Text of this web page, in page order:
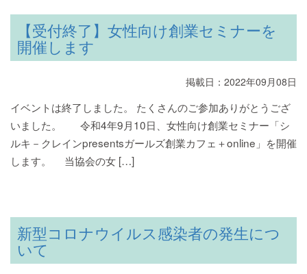
【受付終了】女性向け創業セミナーを
開催します
掲載日：2022年09月08日
イベントは終了しました。 たくさんのご参加ありがとうござ
いました。 令和4年9月10日、女性向け創業セミナー「シ
ルキ－クレインpresentsガールズ創業カフェ＋online」を開催
します。 当協会の女 […]
新型コロナウイルス感染者の発生につ
いて